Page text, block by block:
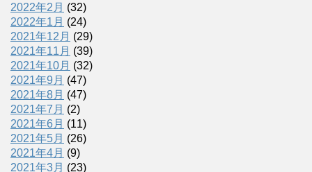
2022年2月 (32)
2022年1月 (24)
2021年12月 (29)
2021年11月 (39)
2021年10月 (32)
2021年9月 (47)
2021年8月 (47)
2021年7月 (2)
2021年6月 (11)
2021年5月 (26)
2021年4月 (9)
2021年3月 (23)